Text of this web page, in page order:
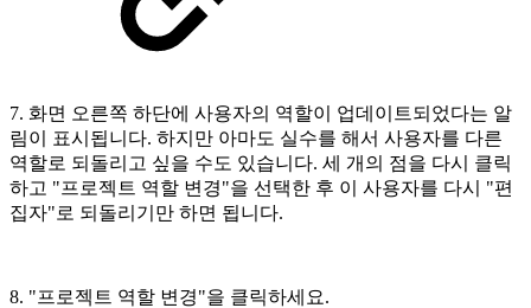
7. 화면 오른쪽 하단에 사용자의 역할이 업데이트되었다는 알
림이 표시됩니다. 하지만 아마도 실수를 해서 사용자를 다른
역할로 되돌리고 싶을 수도 있습니다. 세 개의 점을 다시 클릭
하고 "프로젝트 역할 변경"을 선택한 후 이 사용자를 다시 "편
집자"로 되돌리기만 하면 됩니다.
8. "프로젝트 역할 변경"을 클릭하세요.